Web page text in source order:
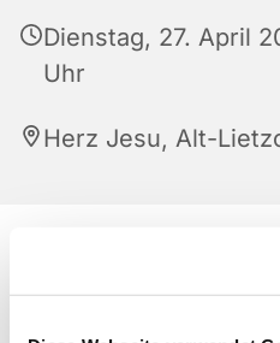
Dienstag, 27. April
Uhr
Herz Jesu, Alt-